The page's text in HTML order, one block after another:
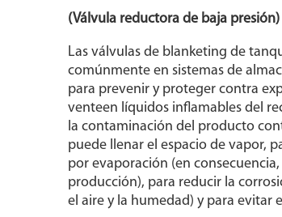
(Válvula reductora de baja presión)
Las válvulas de blanketing de
comúnmente en sistemas de
para prevenir y proteger contra
venteen líquidos inflamables del
la contaminación del producto
puede llenar el espacio de vapor,
por evaporación (en
producción), para reducir la
el aire y la humedad) y para evitar